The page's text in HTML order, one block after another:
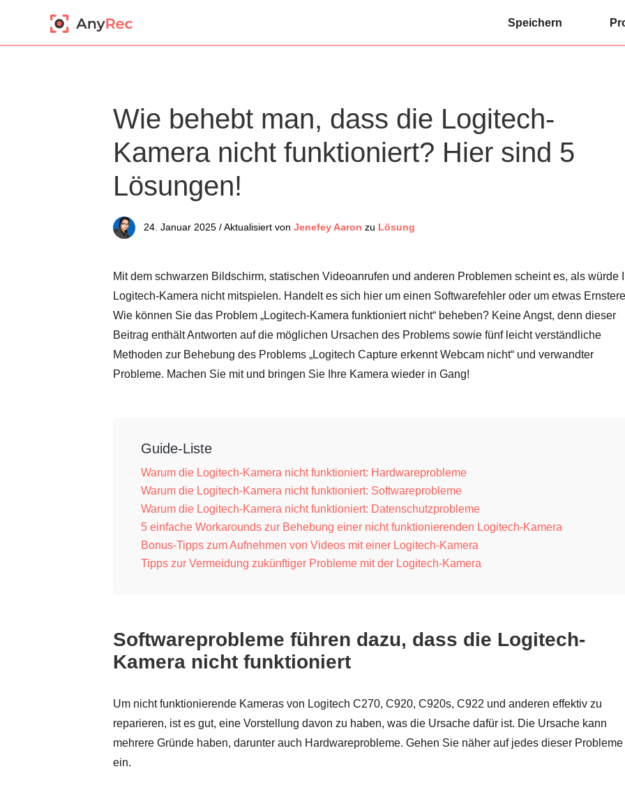
Speichern
Wie behebt man, dass die Logitech-
Kamera nicht funktioniert? Hier sind 5
Lösungen!
24. Januar 2025 / Aktualisiert von Jenefey Aaron zu Lösung
Mit dem schwarzen Bildschirm, statischen Videoanrufen und anderen Problemen scheint es, als würde
Logitech-Kamera nicht mitspielen. Handelt es sich hier um einen Softwarefehler oder um etwas
Wie können Sie das Problem „Logitech-Kamera funktioniert nicht“ beheben? Keine Angst, denn dieser
Beitrag enthält Antworten auf die möglichen Ursachen des Problems sowie fünf leicht verständliche
Methoden zur Behebung des Problems „Logitech Capture erkennt Webcam nicht“ und verwandter
Probleme. Machen Sie mit und bringen Sie Ihre Kamera wieder in Gang!
Guide-Liste
Warum die Logitech-Kamera nicht funktioniert: Hardwareprobleme
Warum die Logitech-Kamera nicht funktioniert: Softwareprobleme
Warum die Logitech-Kamera nicht funktioniert: Datenschutzprobleme
5 einfache Workarounds zur Behebung einer nicht funktionierenden Logitech-Kamera
Bonus-Tipps zum Aufnehmen von Videos mit einer Logitech-Kamera
Tipps zur Vermeidung zukünftiger Probleme mit der Logitech-Kamera
Softwareprobleme führen dazu, dass die Logitech-
Kamera nicht funktioniert
Um nicht funktionierende Kameras von Logitech C270, C920, C920s, C922 und anderen effektiv zu
reparieren, ist es gut, eine Vorstellung davon zu haben, was die Ursache dafür ist. Die Ursache kann
mehrere Gründe haben, darunter auch Hardwareprobleme. Gehen Sie näher auf jedes dieser Probleme
ein.